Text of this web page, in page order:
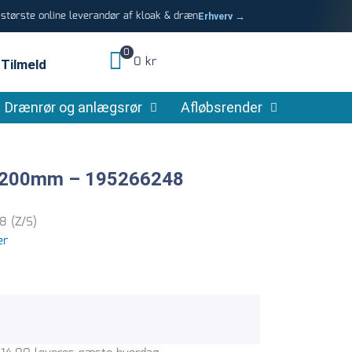
online leverandør af kloak & drænErhverv →
Tilmeld
0
0 kr
Drænrør og anlægsrør Afløbsrender
– 195266248
(Z/S)